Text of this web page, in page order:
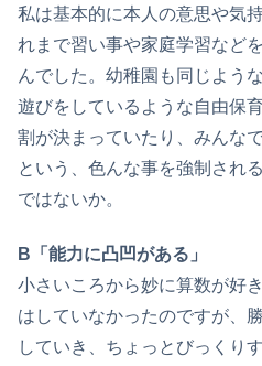
私は基本的に本人の意思や気
れまで習い事や家庭学習など
んでした。幼稚園も同じよう
遊びをしているような自由保
割が決まっていたり、みんな
という、色んな事を強制され
ではないか。
B「能力に凸凹がある」
小さいころから妙に算数が好
はしていなかったのですが、
していき、ちょっとびっくりす